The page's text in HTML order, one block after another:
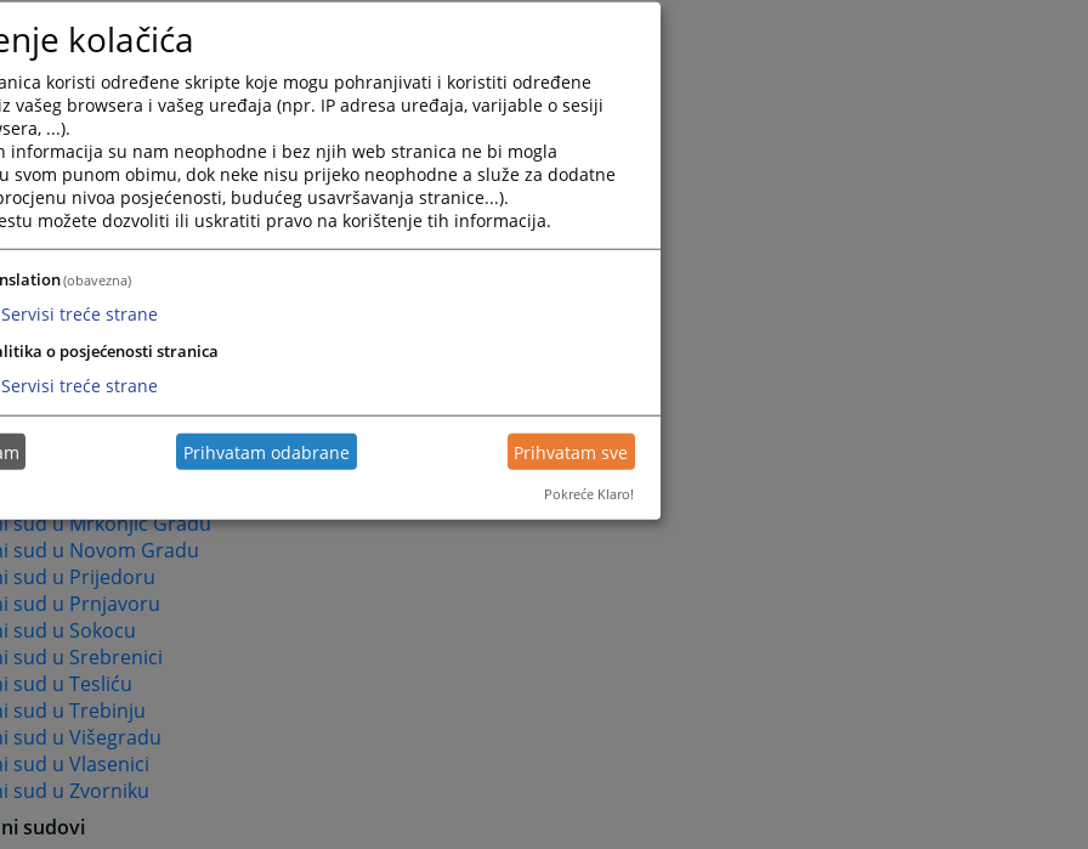
Republici Srpskoj
sud Republike Srpske
sudovi
sud u Banja Luci
sud u Bijeljini
sud u Doboju
sud u Istočnom Sarajevu
u Trebinju
sudovi
sud u Bijeljini
sud u Derventi
sud u Doboju
sud u Foči
sud u Gradišci
sud u Kotor Varošu
sud u Mrkonjić Gradu
sud u Novom Gradu
sud u Prijedoru
sud u Prnjavoru
sud u Sokocu
sud u Srebrenici
sud u Tesliću
sud u Trebinju
sud u Višegradu
sud u Vlasenici
sud u Zvorniku
sudovi
kolačića
koristi određene skripte koje mogu pohranjivati i koristiti određene
vašeg browsera i vašeg uređaja (npr. IP adresa uređaja, varijable o sesiji
...).
informacija su nam neophodne i bez njih web stranica ne bi mogla
svom punom obimu, dok neke nisu prijeko neophodne a služe za dodatne
nivoa posjećenosti, budućeg usavršavanja stranice...).
možete dozvoliti ili uskratiti pravo na korištenje tih informacija.
(obavezna)
Servisi treće strane
o posjećenosti stranica
Servisi treće strane
Prihvatam odabrane Prihvatam sve
Pokreće Klaro!